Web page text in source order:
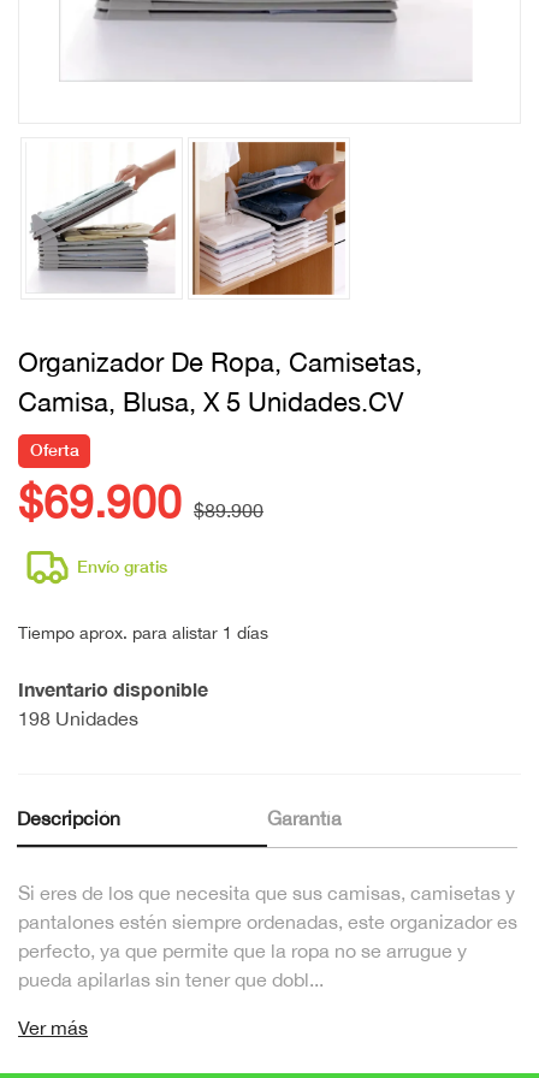
Organizador De Ropa, Camisetas,
Camisa, Blusa, X 5 Unidades.CV
Oferta
$69.900 $89.900
Envío gratis
Tiempo aprox. para alistar 1 días
Inventario disponible
198 Unidades
Descripción Garantía
Si eres de los que necesita que sus camisas, camisetas y
pantalones estén siempre ordenadas, este organizador es
perfecto, ya que permite que la ropa no se arrugue y
pueda apilarlas sin tener que dobl...
Ver más